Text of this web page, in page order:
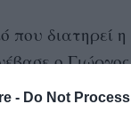
- Do Not
που
ο
είναι ο
το δεύτερο